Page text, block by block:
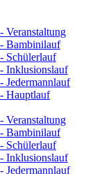
Veranstaltung
Bambinilauf
Schülerlauf
Inklusionslauf
Jedermannlauf
Hauptlauf
Veranstaltung
Bambinilauf
Schülerlauf
Inklusionslauf
Jedermannlauf